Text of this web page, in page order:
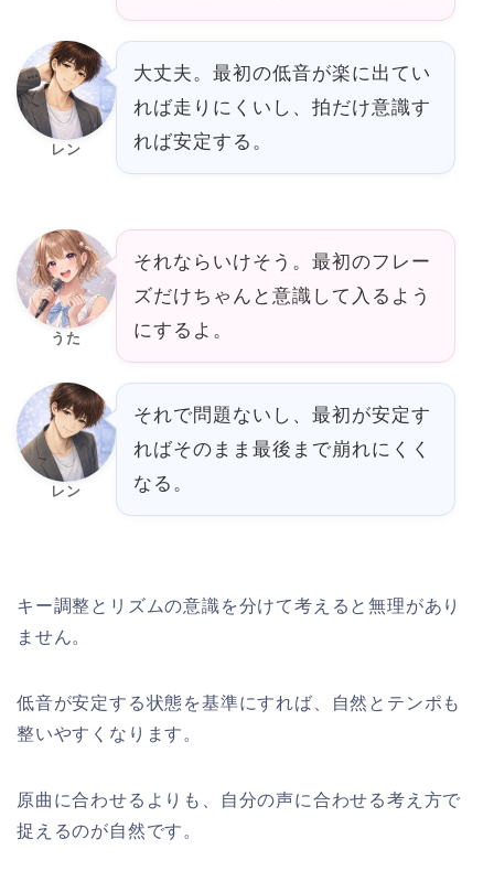
レン
大丈夫。最初の低音が楽に出てい
れば走りにくいし、拍だけ意識す
れば安定する。
うた
それならいけそう。最初のフレー
ズだけちゃんと意識して入るよう
にするよ。
レン
それで問題ないし、最初が安定す
ればそのまま最後まで崩れにくく
なる。
キー調整とリズムの意識を分けて考えると無理があり
ません。
低音が安定する状態を基準にすれば、自然とテンポも
整いやすくなります。
原曲に合わせるよりも、自分の声に合わせる考え方で
捉えるのが自然です。